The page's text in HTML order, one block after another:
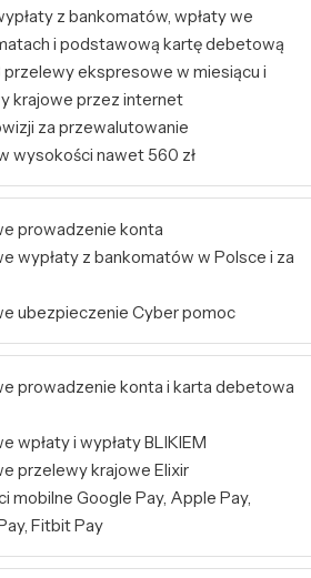
z bankomatów, wpłaty we
i podstawową kartę debetową
przelewy ekspresowe w miesiącu i
krajowe przez internet
za przewalutowanie
wysokości nawet 560 zł
prowadzenie konta
wypłaty z bankomatów w Polsce i za
ubezpieczenie Cyber pomoc
prowadzenie konta i karta debetowa
wpłaty i wypłaty BLIKIEM
przelewy krajowe Elixir
mobilne Google Pay, Apple Pay,
Fitbit Pay